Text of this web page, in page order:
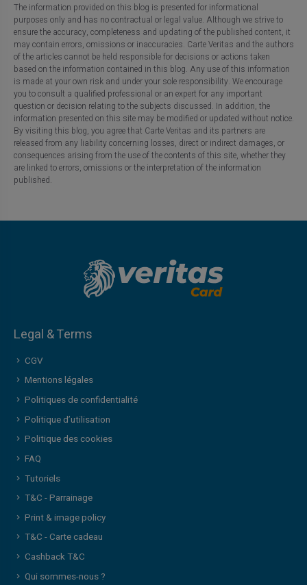
The information provided on this blog is presented for informational
purposes only and has no contractual or legal value. Although we strive to
ensure the accuracy, completeness and updating of the published content, it
may contain errors, omissions or inaccuracies. Carte Veritas and the authors
of the articles cannot be held responsible for decisions or actions taken
based on the information contained in this blog. Any use of this information
is made at your own risk and under your sole responsibility. We encourage
you to consult a qualified professional or an expert for any important
question or decision relating to the subjects discussed. In addition, the
information presented on this site may be modified or updated without notice.
By visiting this blog, you agree that Carte Veritas and its partners are
released from any liability concerning losses, direct or indirect damages, or
consequences arising from the use of the contents of this site, whether they
are linked to errors, omissions or the interpretation of the information
published.
Legal & Terms
CGV
Mentions légales
Politiques de confidentialité
Politique d’utilisation
Politique des cookies
FAQ
Tutoriels
T&C - Parrainage
Print & image policy
T&C - Carte cadeau
Cashback T&C
Qui sommes-nous ?